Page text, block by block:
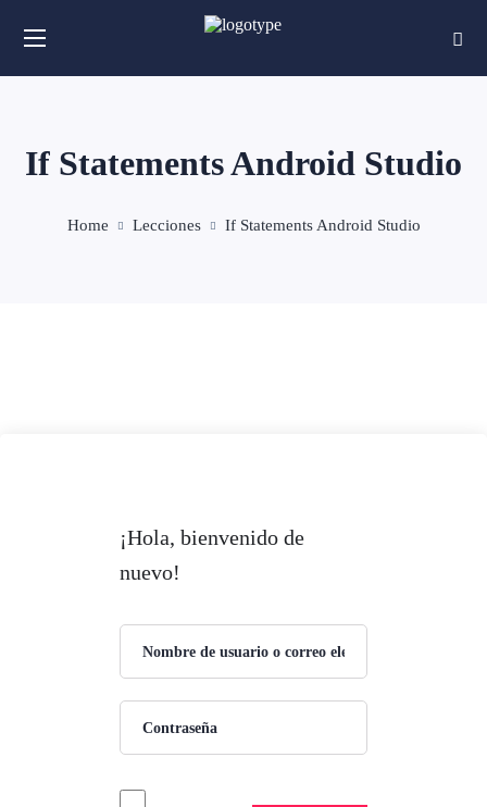
If Statements Android Studio
Home Lecciones If Statements Android Studio
¡Hola, bienvenido de
nuevo!